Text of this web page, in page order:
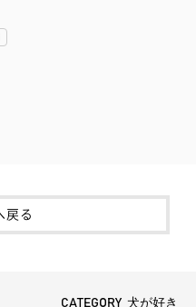
戻る
CATEGORY 犬が好き